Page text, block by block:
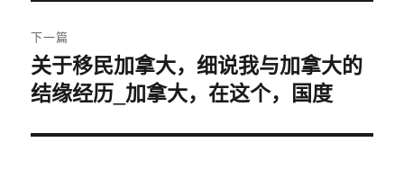
下一篇
下
篇
章：
关于移民加拿大，细说我与加拿大的
结缘经历_加拿大，在这个，国度